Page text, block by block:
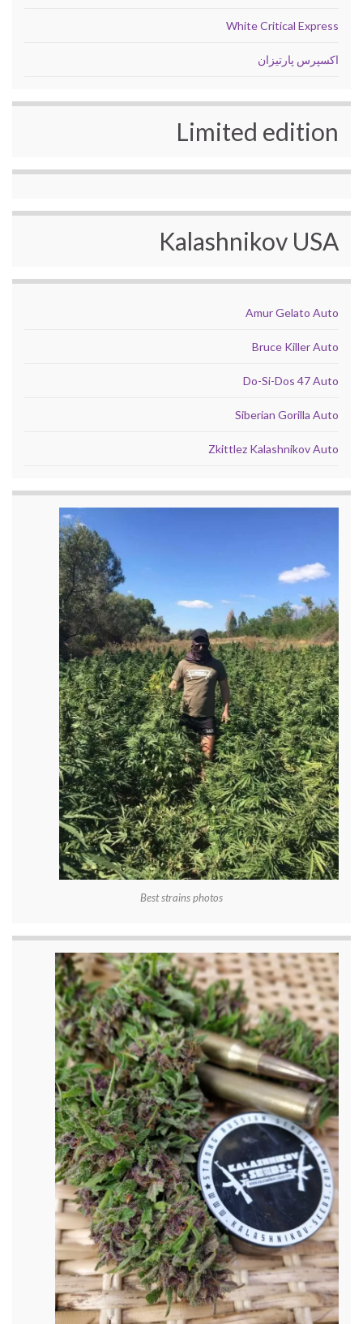
White Critical Express
اکسپرس پارتیزان
Limited edition
Kalashnikov USA
Amur Gelato Auto
Bruce Killer Auto
Do-Si-Dos 47 Auto
Siberian Gorilla Auto
Zkittlez Kalashnikov Auto
Best strains photos